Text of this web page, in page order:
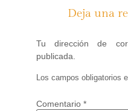
Deja una
Tu dirección de
publicada.
Los campos obligatorios
Comentario *